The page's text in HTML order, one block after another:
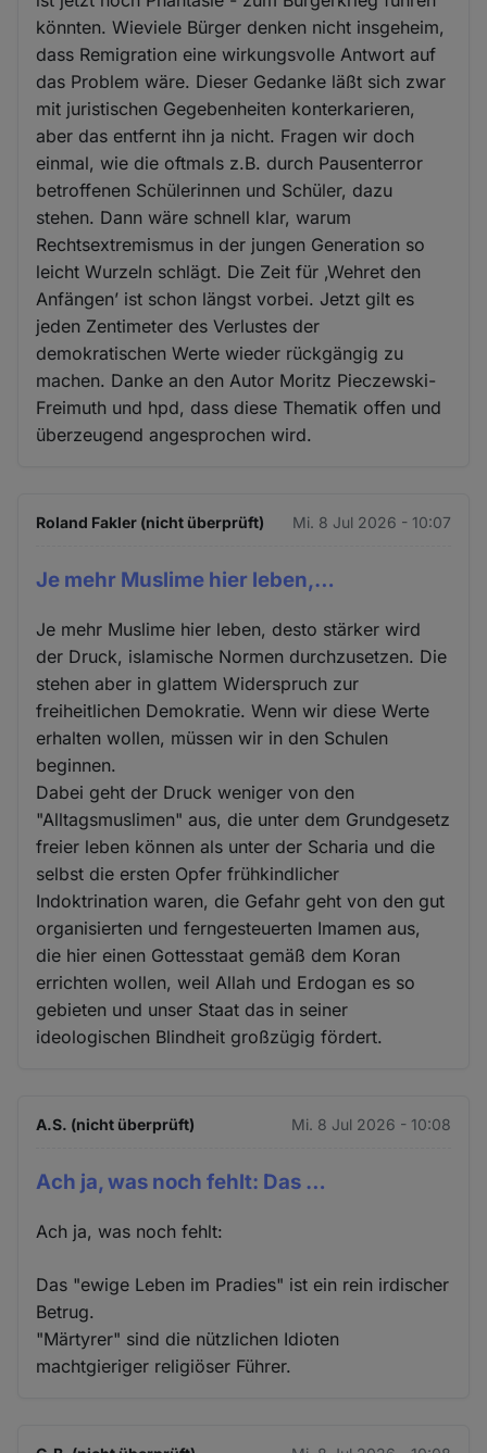
könnten. Wieviele Bürger denken nicht insgeheim,
dass Remigration eine wirkungsvolle Antwort auf
das Problem wäre. Dieser Gedanke läßt sich zwar
mit juristischen Gegebenheiten konterkarieren,
aber das entfernt ihn ja nicht. Fragen wir doch
einmal, wie die oftmals z.B. durch Pausenterror
betroffenen Schülerinnen und Schüler, dazu
stehen. Dann wäre schnell klar, warum
Rechtsextremismus in der jungen Generation so
leicht Wurzeln schlägt. Die Zeit für ‚Wehret den
Anfängen’ ist schon längst vorbei. Jetzt gilt es
jeden Zentimeter des Verlustes der
demokratischen Werte wieder rückgängig zu
machen. Danke an den Autor Moritz Pieczewski-
Freimuth und hpd, dass diese Thematik offen und
überzeugend angesprochen wird.
Roland Fakler (nicht überprüft) Mi. 8 Jul 2026 - 10:07
Je mehr Muslime hier leben,…
Je mehr Muslime hier leben, desto stärker wird
der Druck, islamische Normen durchzusetzen. Die
stehen aber in glattem Widerspruch zur
freiheitlichen Demokratie. Wenn wir diese Werte
erhalten wollen, müssen wir in den Schulen
beginnen.
Dabei geht der Druck weniger von den
"Alltagsmuslimen" aus, die unter dem Grundgesetz
freier leben können als unter der Scharia und die
selbst die ersten Opfer frühkindlicher
Indoktrination waren, die Gefahr geht von den gut
organisierten und ferngesteuerten Imamen aus,
die hier einen Gottesstaat gemäß dem Koran
errichten wollen, weil Allah und Erdogan es so
gebieten und unser Staat das in seiner
ideologischen Blindheit großzügig fördert.
A.S. (nicht überprüft) Mi. 8 Jul 2026 - 10:08
Ach ja, was noch fehlt: Das …
Ach ja, was noch fehlt:
Das "ewige Leben im Pradies" ist ein rein irdischer
Betrug.
"Märtyrer" sind die nützlichen Idioten
machtgieriger religiöser Führer.